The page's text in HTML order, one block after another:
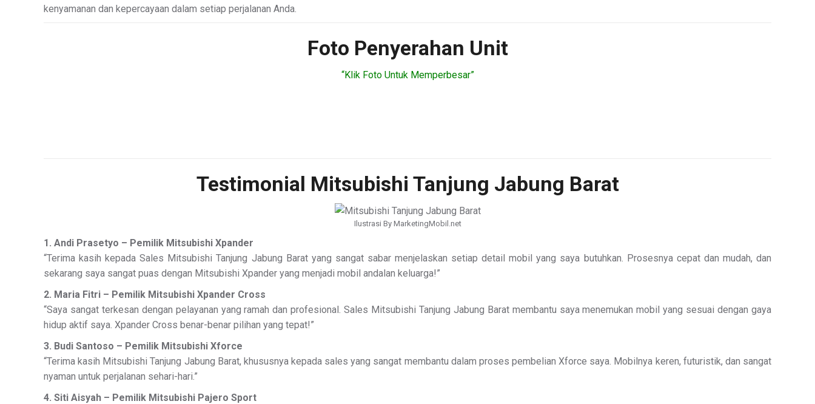
kenyamanan dan kepercayaan dalam setiap perjalanan Anda.
Foto Penyerahan Unit
“Klik Foto Untuk Memperbesar”
Testimonial Mitsubishi Tanjung Jabung Barat
Ilustrasi By MarketingMobil.net
1. Andi Prasetyo – Pemilik Mitsubishi Xpander
“Terima kasih kepada Sales Mitsubishi Tanjung Jabung Barat yang sangat sabar menjelaskan setiap detail mobil yang saya butuhkan. Prosesnya cepat dan mudah, dan
sekarang saya sangat puas dengan Mitsubishi Xpander yang menjadi mobil andalan keluarga!”
2. Maria Fitri – Pemilik Mitsubishi Xpander Cross
“Saya sangat terkesan dengan pelayanan yang ramah dan profesional. Sales Mitsubishi Tanjung Jabung Barat membantu saya menemukan mobil yang sesuai dengan gaya
hidup aktif saya. Xpander Cross benar-benar pilihan yang tepat!”
3. Budi Santoso – Pemilik Mitsubishi Xforce
“Terima kasih Mitsubishi Tanjung Jabung Barat, khususnya kepada sales yang sangat membantu dalam proses pembelian Xforce saya. Mobilnya keren, futuristik, dan sangat
nyaman untuk perjalanan sehari-hari.”
4. Siti Aisyah – Pemilik Mitsubishi Pajero Sport